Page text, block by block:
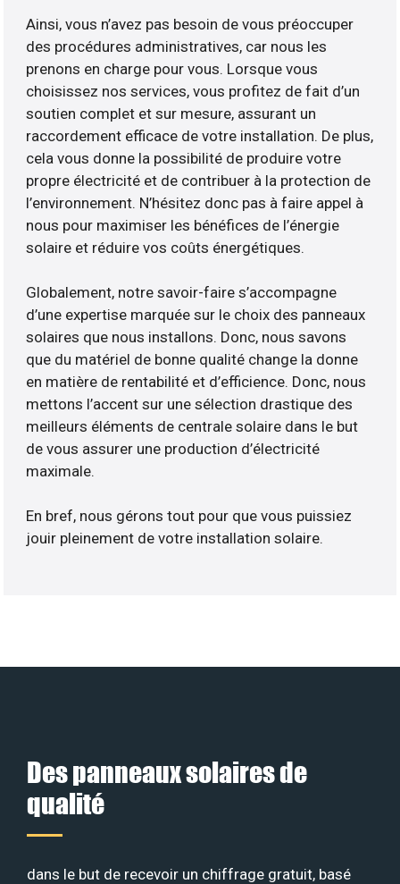
Ainsi, vous n’avez pas besoin de vous préoccuper
des procédures administratives, car nous les
prenons en charge pour vous. Lorsque vous
choisissez nos services, vous profitez de fait d’un
soutien complet et sur mesure, assurant un
raccordement efficace de votre installation. De plus,
cela vous donne la possibilité de produire votre
propre électricité et de contribuer à la protection de
l’environnement. N’hésitez donc pas à faire appel à
nous pour maximiser les bénéfices de l’énergie
solaire et réduire vos coûts énergétiques.
Globalement, notre savoir-faire s’accompagne
d’une expertise marquée sur le choix des panneaux
solaires que nous installons. Donc, nous savons
que du matériel de bonne qualité change la donne
en matière de rentabilité et d’efficience. Donc, nous
mettons l’accent sur une sélection drastique des
meilleurs éléments de centrale solaire dans le but
de vous assurer une production d’électricité
maximale.
En bref, nous gérons tout pour que vous puissiez
jouir pleinement de votre installation solaire.
Des panneaux solaires de
qualité
dans le but de recevoir un chiffrage gratuit, basé